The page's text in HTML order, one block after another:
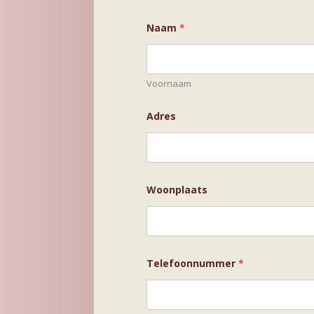
Naam*
Voornaam
Adres
Woonplaats
Telefoonnummer*